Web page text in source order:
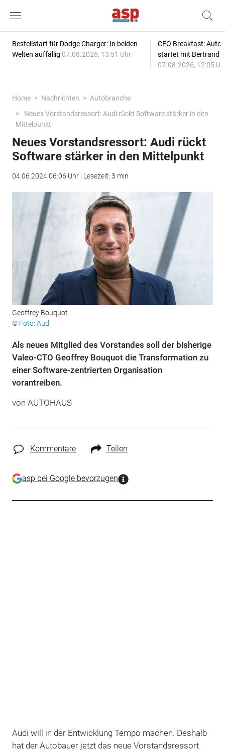
Bestellstart für Dodge Charger: In beiden
Welten auffällig 07.08.2026, 13:51 Uhr
CEO Breakfast:
startet mit Bertrand
07.08.2026, 12:05
Home Nachrichten
Autobranche
Neues Vorstandsressort: Audi rückt Software stärker in den
Mittelpunkt
Neues Vorstandsressort: Audi rückt
Software stärker in den Mittelpunkt
04.06.2024 06:06 Uhr | Lesezeit: 3 min
Geoffrey Bouquot
© Foto: Audi
Als neues Mitglied des Vorstandes soll der bisherige
Valeo-CTO Geoffrey Bouquot die Transformation zu
einer Software-zentrierten Organisation
vorantreiben.
von AUTOHAUS
Kommentare Teilen
asp bei Google bevorzugen
Audi will in der Entwicklung Tempo machen. Deshalb
hat der Autobauer jetzt das neue Vorstandsressort